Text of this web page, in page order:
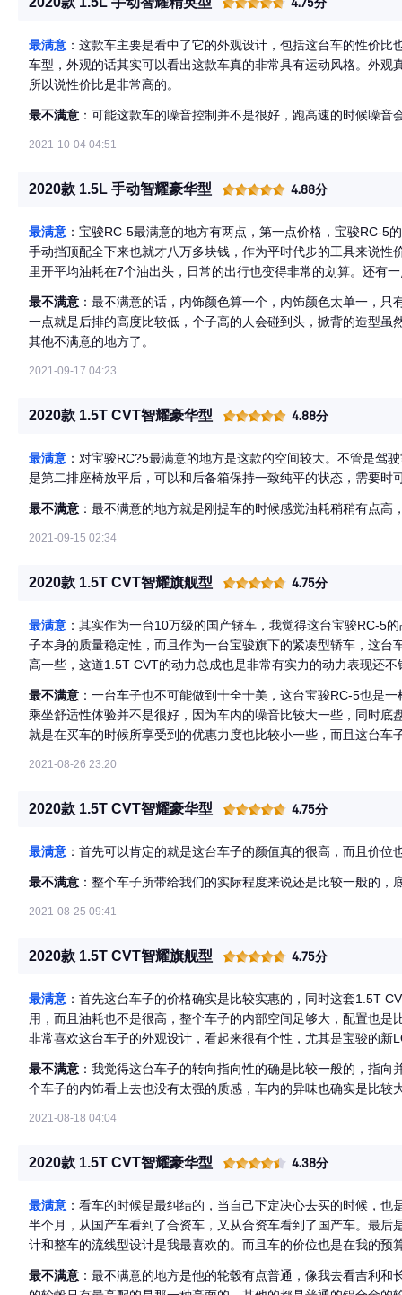
最满意 ：这款车主要是看中了它的外观设计，包括这台车的性价
车型，外观的话其实可以看出这款车真的非常具有运动风格。外观
所以说性价比是非常高的。
最不满意 ：可能这款车的噪音控制并不是很好，跑高速的时候噪音
2021-10-04 04:51
2020款 1.5L 手动智耀豪华型 4.88分
最满意 ：宝骏RC-5最满意的地方有两点，第一点价格，宝骏RC-5
手动挡顶配全下来也就才八万多块钱，作为平时代步的工具来说性
里开平均油耗在7个油出头，日常的出行也变得非常的划算。还有
最不满意 ：最不满意的话，内饰颜色算一个，内饰颜色太单一，
一点就是后排的高度比较低，个子高的人会碰到头，掀背的造型虽
其他不满意的地方了。
2021-09-17 04:23
2020款 1.5T CVT智耀豪华型 4.88分
最满意 ：对宝骏RC?5最满意的地方是这款的空间较大。不管是驾
是第二排座椅放平后，可以和后备箱保持一致纯平的状态，需要时
最不满意 ：最不满意的地方就是刚提车的时候感觉油耗稍稍有点
2021-09-15 02:34
2020款 1.5T CVT智耀旗舰型 4.75分
最满意 ：其实作为一台10万级的国产轿车，我觉得这台宝骏RC-5
子本身的质量稳定性，而且作为一台宝骏旗下的紧凑型轿车，这台
高一些，这道1.5T CVT的动力总成也是非常有实力的动力表现还
我觉得这台车子的品质就已经是非常强了。
最不满意 ：一台车子也不可能做到十全十美，这台宝骏RC-5也是
乘坐舒适性体验并不是很好，因为车内的噪音比较大一些，同时底
就是在买车的时候所享受到的优惠力度也比较小一些，而且这台车
2021-08-26 23:20
2020款 1.5T CVT智耀豪华型 4.75分
最满意 ：首先可以肯定的就是这台车子的颜值真的很高，而且价位
最不满意 ：整个车子所带给我们的实际程度来说还是比较一般的，
2021-08-25 09:41
2020款 1.5T CVT智耀旗舰型 4.75分
最满意 ：首先这台车子的价格确实是比较实惠的，同时这套1.5T
用，而且油耗也不是很高，整个车子的内部空间足够大，配置也
非常喜欢这台车子的外观设计，看起来很有个性，尤其是宝骏的新
最不满意 ：我觉得这台车子的转向指向性的确是比较一般的，指
个车子的内饰看上去也没有太强的质感，车内的异味也确实是比较
2021-08-18 04:04
2020款 1.5T CVT智耀豪华型 4.38分
最满意 ：看车的时候是最纠结的，当自己下定决心去买的时候，
半个月，从国产车看到了合资车，又从合资车看到了国产车。最后
计和整车的流线型设计是我最喜欢的。而且车的价位也是在我的预
最不满意 ：最不满意的地方是他的轮毂有点普通，像我去看吉利